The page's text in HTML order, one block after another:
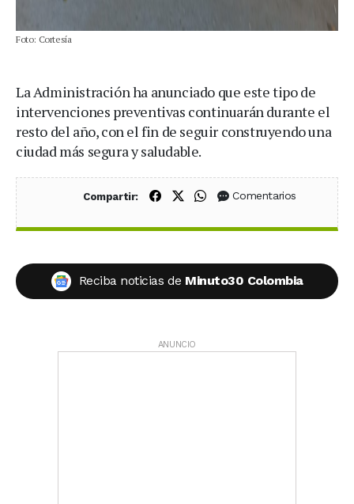
Foto: Cortesía
La Administración ha anunciado que este tipo de
intervenciones preventivas continuarán durante el
resto del año, con el fin de seguir construyendo una
ciudad más segura y saludable.
Compartir: Compartir en Facebook
Compartir en X (Twitter)
Compartir en WhatsApp
Comentarios
Reciba noticias de Minuto30 Colombia
ANUNCIO